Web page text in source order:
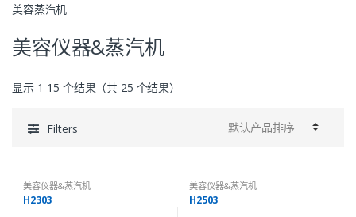
美容蒸汽机
美容仪器&蒸汽机
显示 1-15 个结果（共 25 个结果）
Filters
美容仪器&蒸汽机
H2303
美容仪器&蒸汽机
H2503